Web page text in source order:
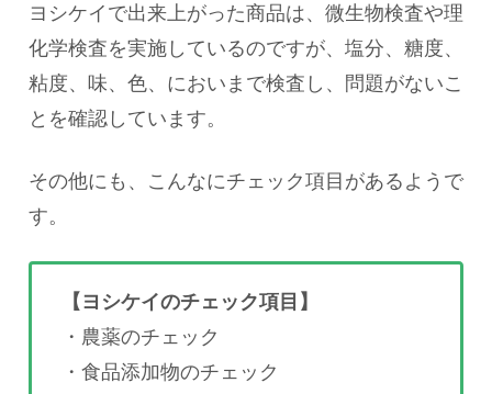
ヨシケイで出来上がった商品は、微生物検査や理
化学検査を実施しているのですが、 塩分、糖度、
粘度、味、色、 においまで検査し、問題がないこ
とを確認しています。
その他にも、こんなにチェック項目があるようで
す。
【ヨシケイのチェック項目】
・農薬のチェック
・食品添加物のチェック